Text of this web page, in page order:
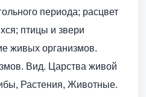
периода; расцвет
птицы и звери
живых организмов.
Вид. Царства живой
Растения, Животные.